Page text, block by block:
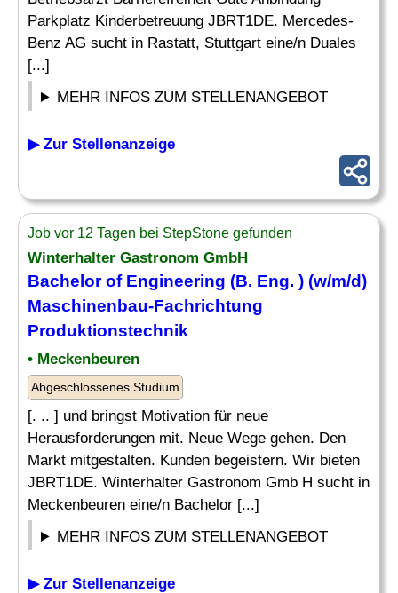
Parkplatz Kinderbetreuung JBRT1DE. Mercedes-
Benz AG sucht in Rastatt, Stuttgart eine/n Duales
[...]
MEHR INFOS ZUM STELLENANGEBOT
▶ Zur Stellenanzeige
Job vor 12 Tagen bei StepStone gefunden
Winterhalter Gastronom GmbH
Bachelor of Engineering (B. Eng. ) (w/m/d)
Maschinenbau-Fachrichtung
Produktionstechnik
• Meckenbeuren
Abgeschlossenes Studium
[. .. ] und bringst Motivation für neue
Herausforderungen mit. Neue Wege gehen. Den
Markt mitgestalten. Kunden begeistern. Wir bieten
JBRT1DE. Winterhalter Gastronom Gmb H sucht in
Meckenbeuren eine/n Bachelor [...]
MEHR INFOS ZUM STELLENANGEBOT
▶ Zur Stellenanzeige